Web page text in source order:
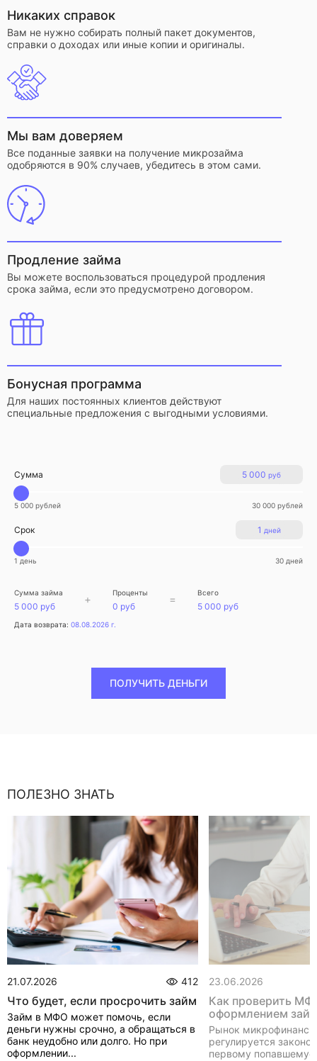
Никаких справок
Вам не нужно собирать полный пакет документов,
справки о доходах или иные копии и оригиналы.
Мы вам доверяем
Все поданные заявки на получение микрозайма
одобряются в 90% случаев, убедитесь в этом сами.
Продление займа
Вы можете воспользоваться процедурой продления
срока займа, если это предусмотрено договором.
Бонусная программа
Для наших постоянных клиентов действуют
специальные предложения с выгодными условиями.
5 000 руб
Сумма
5 000 рублей 30 000 рублей
1 дней
Срок
1 день 30 дней
Сумма займа
5 000 руб
+ Проценты
0 руб
= Всего
5 000 руб
Дата возврата: 08.08.2026 г.
ПОЛУЧИТЬ ДЕНЬГИ
ПОЛЕЗНО ЗНАТЬ
21.07.2026 412
Что будет, если просрочить займ
Займ в МФО может помочь, если
деньги нужны срочно, а обращаться в
банк неудобно или долго. Но при
оформлении...
23.06.2026
Как проверить
оформлением
Рынок
регулируется
первому